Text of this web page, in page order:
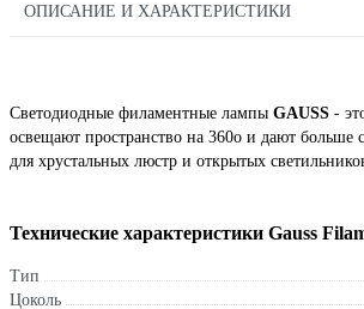
ОПИСАНИЕ И ХАРАКТЕРИСТИКИ
Светодиодные филаментные лампы GAUSS -
освещают пространство на 360о и дают
для хрустальных люстр и открытых
Технические характеристики Gauss
Тип
Цоколь